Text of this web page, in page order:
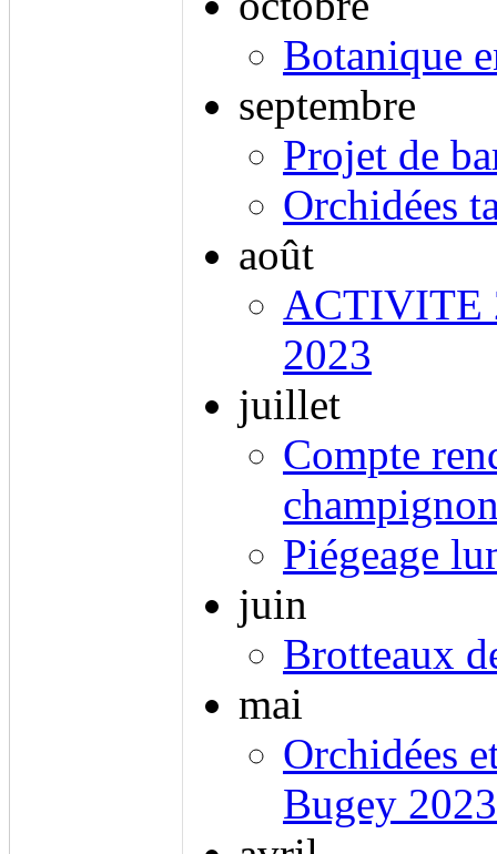
Botanique
septembre
Projet de
Orchidées
août
ACTIVITE
2023
juillet
Compte
Piégeage
juin
Brotteaux
mai
Orchidées
Bugey 2023